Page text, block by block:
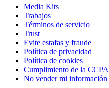
Media Kits
Trabajos
Términos de servicio
Trust
Evite estafas y fraude
Política de privacidad
Política de cookies
Cumplimiento de la CCPA
No vender mi información